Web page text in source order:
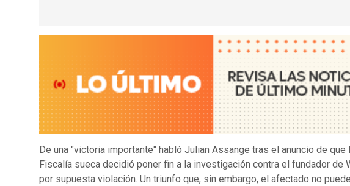
De una "victoria importante" habló Julian Assange tras el anuncio de que
Fiscalía sueca decidió poner fin a la investigación contra el fundador de
por supuesta violación. Un triunfo que, sin embargo, el afectado no